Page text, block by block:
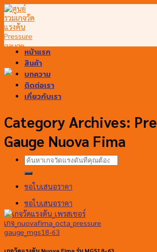
Skip
to
content
ค้นหา:
ขอใบเสนอราคา
ขอใบเสนอราคา
หน้าแรก
สินค้า
บทความ
ติดต่อเรา
เกี่ยวกับเรา
Category Archives:
Gauge Nuova Fima
เกจวัดแรงดัน Nuova Fima รุ่น MGS18-63